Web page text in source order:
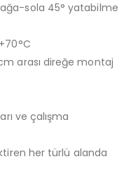
sola 45° yatabilme
arası direğe montaj
ve çalışma
her türlü alanda